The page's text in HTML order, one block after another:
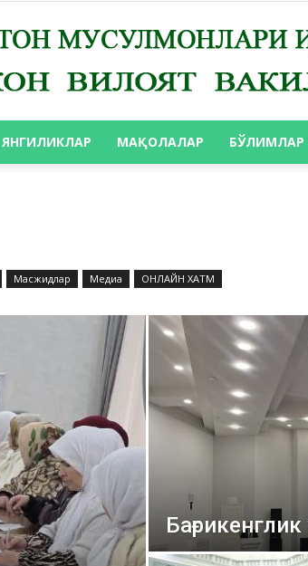
ВАКИЛЛИГИ
ЯНГИЛИКЛАР МАҚОЛАЛАР БЎЛИМЛАР
Масжидлар Медиа ОНЛАЙН ХАТМ